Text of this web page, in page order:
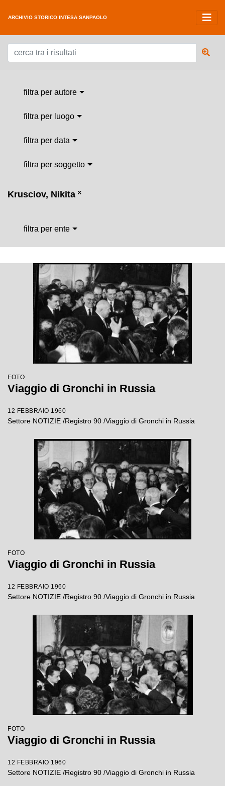
ARCHIVIO STORICO INTESA SANPAOLO
filtra per autore
filtra per luogo
filtra per data
filtra per soggetto
Krusciov, Nikita ˟
filtra per ente
FOTO
Viaggio di Gronchi in Russia
12 FEBBRAIO 1960
Settore NOTIZIE /Registro 90 /Viaggio di Gronchi in Russia
FOTO
Viaggio di Gronchi in Russia
12 FEBBRAIO 1960
Settore NOTIZIE /Registro 90 /Viaggio di Gronchi in Russia
FOTO
Viaggio di Gronchi in Russia
12 FEBBRAIO 1960
Settore NOTIZIE /Registro 90 /Viaggio di Gronchi in Russia